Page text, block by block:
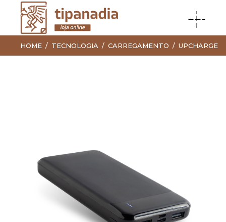
HOME TECNOLOGIA CARREGAMENTO UPCHARGE